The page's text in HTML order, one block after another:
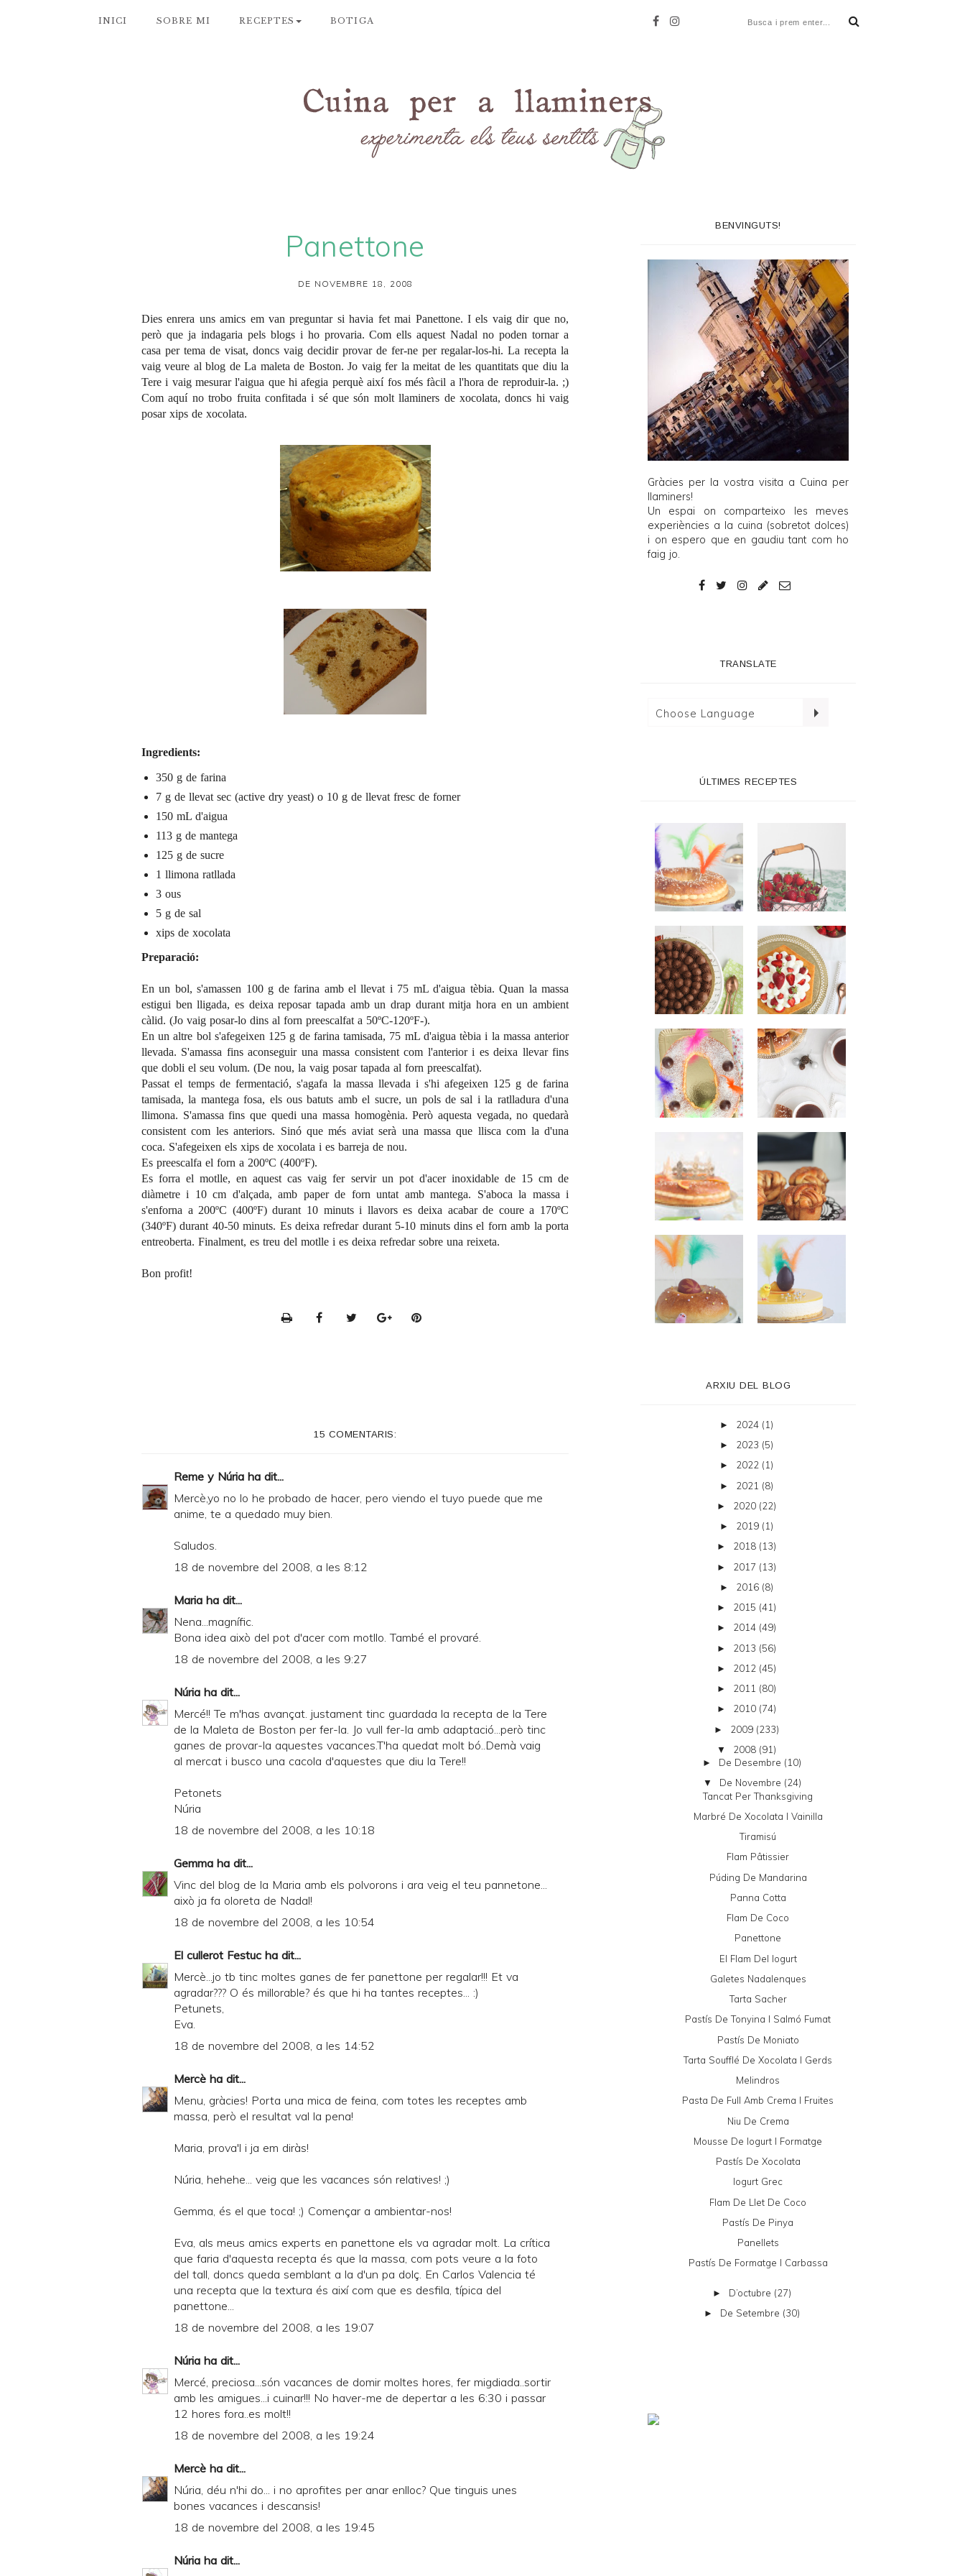
INICI SOBRE MI RECEPTES BOTIGA
Panettone
DE NOVEMBRE 18, 2008
Dies enrera uns amics em van preguntar si havia fet mai Panettone. I els vaig dir que no,
però que ja indagaria pels blogs i ho provaria. Com ells aquest Nadal no poden tornar a
casa per tema de visat, doncs vaig decidir provar de fer-ne per regalar-los-hi. La recepta la
vaig veure al blog deLa maleta de Boston. Jo vaig fer la meitat de les quantitats que diu la
Tere i vaig mesurar l'aigua que hi afegia perquè així fos més fàcil a l'hora de reproduir-la. ;)
Com aquí no trobo fruita confitada i sé que són molt llaminers de xocolata, doncs hi vaig
posar xips de xocolata.
Ingredients:
350 g de farina
7 g de llevat sec (active dry yeast) o 10 g de llevat fresc de forner
150 mL d'aigua
113 g de mantega
125 g de sucre
1 llimona ratllada
3 ous
5 g de sal
xips de xocolata
Preparació:
En un bol, s'amassen 100 g de farina amb el llevat i 75 mL d'aigua tèbia. Quan la massa
estigui ben lligada, es deixa reposar tapada amb un drap durant mitja hora en un ambient
càlid. (Jo vaig posar-lo dins al forn preescalfat a 50ºC-120ºF-).
En un altre bol s'afegeixen 125 g de farina tamisada, 75 mL d'aigua tèbia i la massa anterior
llevada. S'amassa fins aconseguir una massa consistent com l'anterior i es deixa llevar fins
que dobli el seu volum. (De nou, la vaig posar tapada al forn preescalfat).
Passat el temps de fermentació, s'agafa la massa llevada i s'hi afegeixen 125 g de farina
tamisada, la mantega fosa, els ous batuts amb el sucre, un pols de sal i la ratlladura d'una
llimona. S'amassa fins que quedi una massa homogènia. Però aquesta vegada, no quedarà
consistent com les anteriors. Sinó que més aviat serà una massa que llisca com la d'una
coca. S'afegeixen els xips de xocolata i es barreja de nou.
Es preescalfa el forn a 200ºC (400ºF).
Es forra el motlle, en aquest cas vaig fer servir un pot d'acer inoxidable de 15 cm de
diàmetre i 10 cm d'alçada, amb paper de forn untat amb mantega. S'aboca la massa i
s'enforna a 200ºC (400ºF) durant 10 minuts i llavors es deixa acabar de coure a 170ºC
(340ºF) durant 40-50 minuts. Es deixa refredar durant 5-10 minuts dins el forn amb la porta
entreoberta. Finalment, es treu del motlle i es deixa refredar sobre una reixeta.
Bon profit!
i
d
a
n
D
F
15 COMENTARIS:
Reme y Núria ha dit...
Mercè,yo no lo he probado de hacer, pero viendo el tuyo puede que me
anime, te a quedado muy bien.
Saludos.
18 de novembre del 2008, a les 8:12
Maria ha dit...
Nena...magnífic.
Bona idea això del pot d'acer com motllo. També el provaré.
18 de novembre del 2008, a les 9:27
Núria ha dit...
Mercé!! Te m'has avançat. justament tinc guardada la recepta de la Tere
de la Maleta de Boston per fer-la. Jo vull fer-la amb adaptació...però tinc
ganes de provar-la aquestes vacances.T'ha quedat molt bó..Demà vaig
al mercat i busco una cacola d'aquestes que diu la Tere!!
Petonets
Núria
18 de novembre del 2008, a les 10:18
Gemma ha dit...
Vinc del blog de la Maria amb els polvorons i ara veig el teu pannetone...
això ja fa oloreta de Nadal!
18 de novembre del 2008, a les 10:54
El cullerot Festuc ha dit...
Mercè...jo tb tinc moltes ganes de fer panettone per regalar!!! Et va
agradar??? O és millorable? és que hi ha tantes receptes... :)
Petunets,
Eva.
18 de novembre del 2008, a les 14:52
Mercè ha dit...
Menu, gràcies! Porta una mica de feina, com totes les receptes amb
massa, però el resultat val la pena!
Maria, prova'l i ja em diràs!
Núria, hehehe... veig que les vacances són relatives! ;)
Gemma, és el que toca! ;) Començar a ambientar-nos!
Eva, als meus amics experts en panettone els va agradar molt. La crítica
que faria d'aquesta recepta és que la massa, com pots veure a la foto
del tall, doncs queda semblant a la d'un pa dolç. En Carlos Valencia té
una recepta que la textura és així com que es desfila, típica del
panettone...
18 de novembre del 2008, a les 19:07
Núria ha dit...
Mercé, preciosa...són vacances de domir moltes hores, fer migdiada..sortir
amb les amigues...i cuinar!!! No haver-me de depertar a les 6:30 i passar
12 hores fora..es molt!!
18 de novembre del 2008, a les 19:24
Mercè ha dit...
Núria, déu n'hi do... i no aprofites per anar enlloc? Que tinguis unes
bones vacances i descansis!
18 de novembre del 2008, a les 19:45
Núria ha dit...
BENVINGUTS!
Gràcies per la vostra visita a Cuina per
llaminers!
Un espai on comparteixo les meves
experiències a la cuina (sobretot dolces)
i on espero que en gaudiu tant com ho
faig jo.
TRANSLATE
ÚLTIMES RECEPTES
ARXIU DEL BLOG
► 2024 (1)
► 2023 (5)
► 2022 (1)
► 2021 (8)
► 2020 (22)
► 2019 (1)
► 2018 (13)
► 2017 (13)
► 2016 (8)
► 2015 (41)
► 2014 (49)
► 2013 (56)
► 2012 (45)
► 2011 (80)
► 2010 (74)
► 2009 (233)
▼ 2008 (91)
► De Desembre (10)
▼ De Novembre (24)
Tancat Per Thanksgiving
Marbré De Xocolata I Vainilla
Tiramisú
Flam Pâtissier
Púding De Mandarina
Panna Cotta
Flam De Coco
Panettone
El Flam Del Iogurt
Galetes Nadalenques
Tarta Sacher
Pastís De Tonyina I Salmó Fumat
Pastís De Moniato
Tarta Soufflé De Xocolata I Gerds
Melindros
Pasta De Full Amb Crema I Fruites
Niu De Crema
Mousse De Iogurt I Formatge
Pastís De Xocolata
Iogurt Grec
Flam De Llet De Coco
Pastís De Pinya
Panellets
Pastís De Formatge I Carbassa
► D’octubre (27)
► De Setembre (30)